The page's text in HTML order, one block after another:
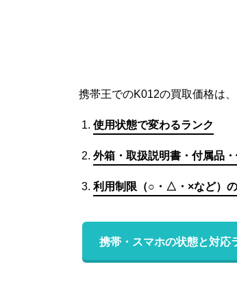
携帯王でのK012の買取価格は
使用状態で変わるランク
外箱・取扱説明書・付属品
利用制限（○・△・×など）
携帯・スマホの状態と対応